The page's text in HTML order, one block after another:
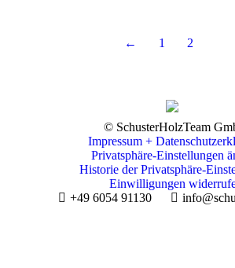
← 1 2
© SchusterHolzTeam
Impressum +
Privatsphäre-Einstellungen
Historie der Privatsphäre-
Einwilligungen
+49 6054 91130